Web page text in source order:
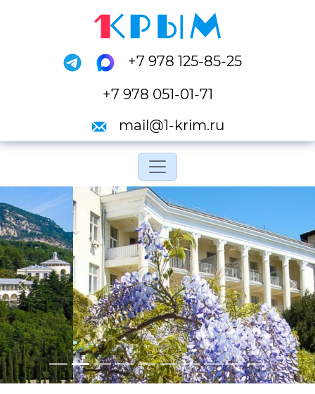
+7 978 125-85-25
+7 978 051-01-71
mail@1-krim.ru
Переключить
Previous Next